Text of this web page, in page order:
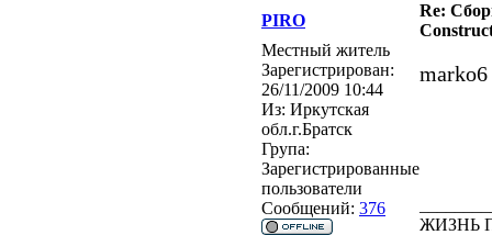
PIRO
Re:
Местный житель
Зарегистрирован:
26/11/2009 10:44
Из: Иркутская
обл.г.Братск
Група:
Зарегистрированные
пользователи
Сообщений: 376
ЖИЗНЬ